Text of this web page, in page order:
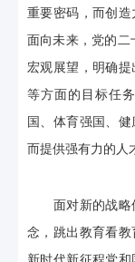
重要密码，而创造
面向未来，党的二
宏观展望，明确
等方面的目标任
国、体育强国、
而提供强有力的人
面对新的战略
念，跳出教育看